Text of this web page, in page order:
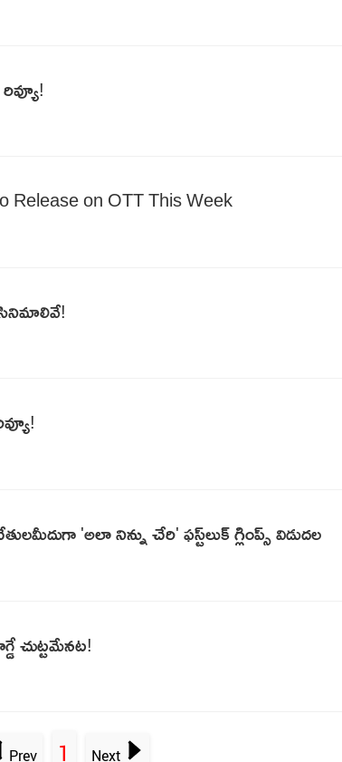
Release on OTT This Week
సినిమాలివే!
'అలా నిన్ను చేరి' ఫస్ట్‌లుక్‌ గ్లింప్స్ విడుదల
చుట్టమేనట!
Prev 1 Next